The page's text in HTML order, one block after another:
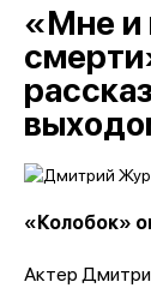
«Мне и
«Колобок»
Актер